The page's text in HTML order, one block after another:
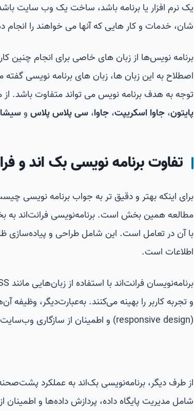
یک نرم افزار یا برنامه باشد، ساخت یک وب سایت
شان، خدمات و کار هایی که آنها می خواهند را انجام
برنامه نویس‌ها از زبان های خاصی برای انجام چنین
اصطلاح به این زبان ها، زبان های برنامه نویسی
توجه به هدف برنامه نویس می تواند متفاوت باشد.
پایتون، جاوا اسکریپت، جاوا، سی پلاس پلاس و
تفاوت برنامه نویسی بک اند و
برای اینکه بهتر و دقیق تر به جواب برنامه نویسی
مطالعه همین بخش است. برنامه‌نویسی فرانت‌اند
با آن در تعامل است. این شامل طراحی و
اطلاعات است.
و تجربه کاربر را بهینه می‌کنند. به‌عبارت‌دیگر،
(responsive design) و اطمینان از سازگاری وب‌سایت‌ها در دستگاه‌های مختلف است.
از طرف دیگر، برنامه‌نویسی بک‌اند به عملکرد
شامل مدیریت پایگاه داده، پردازش داده‌ها و